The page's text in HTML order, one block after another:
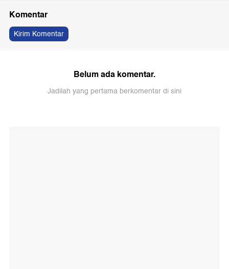
Komentar
Kirim Komentar
Belum ada komentar.
Jadilah yang pertama berkomentar di sini